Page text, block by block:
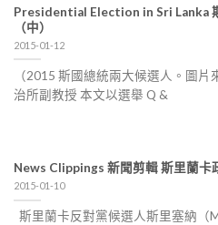
Presidential Election in Sri Lanka
（中）
2015-01-12
（2015 斯國總統兩大候選人。圖
治所副教授 本文以選舉 Q &
News Clippings 新聞剪輯 斯里蘭卡
2015-01-10
斯里蘭卡反對黨候選人斯里塞納（